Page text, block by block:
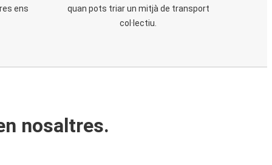
ens
quan pots triar un mitjà de transport
col·lectiu.
nosaltres.